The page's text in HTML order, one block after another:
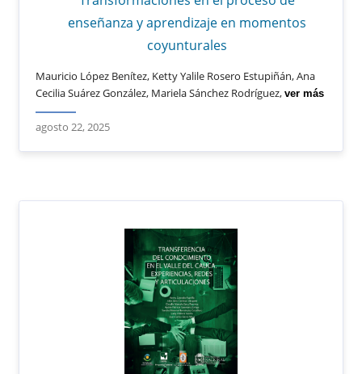
enseñanza y aprendizaje en momentos
coyunturales
Mauricio López Benítez, Ketty Yalile Rosero Estupiñán, Ana
Cecilia Suárez González, Mariela Sánchez Rodríguez,ver más
agosto 22, 2025